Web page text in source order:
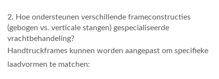
2. Hoe ondersteunen verschillende frameconstructies
(gebogen vs. verticale stangen) gespecialiseerde
vrachtbehandeling?
Handtruckframes kunnen worden aangepast om specifieke
laadvormen te matchen: